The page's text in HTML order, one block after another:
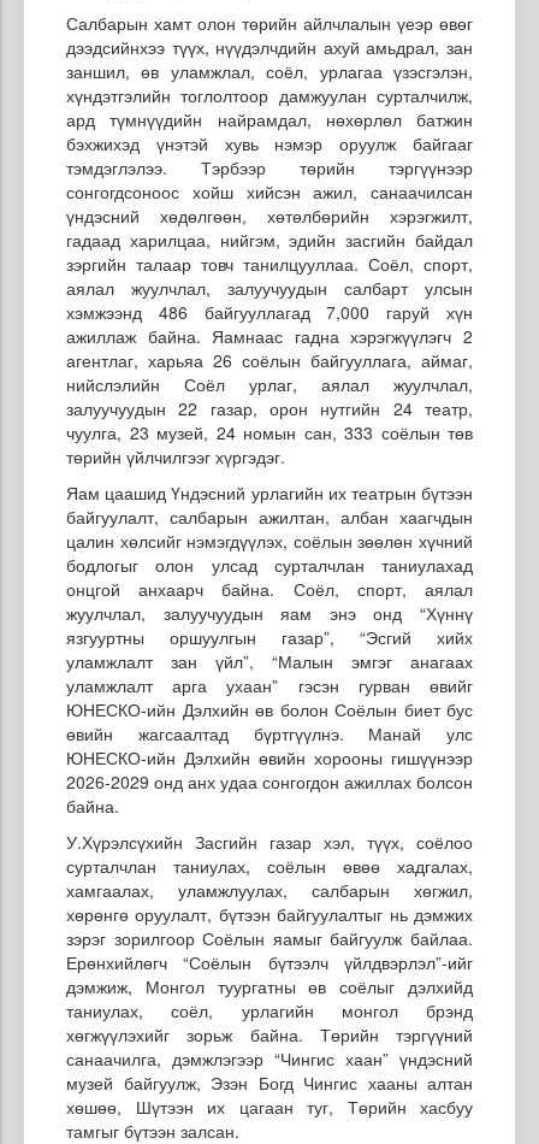
Салбарын хамт олон төрийн айлчлалын үеэр өвөг
дээдсийнхээ түүх, нүүдэлчдийн ахуй амьдрал, зан
заншил, өв уламжлал, соёл, урлагаа үзэсгэлэн,
хүндэтгэлийн тоглолтоор дамжуулан сурталчилж,
ард түмнүүдийн найрамдал, нөхөрлөл батжин
бэхжихэд үнэтэй хувь нэмэр оруулж байгааг
тэмдэглэлээ. Тэрбээр төрийн тэргүүнээр
сонгогдсоноос хойш хийсэн ажил, санаачилсан
үндэсний хөдөлгөөн, хөтөлбөрийн хэрэгжилт,
гадаад харилцаа, нийгэм, эдийн засгийн байдал
зэргийн талаар товч танилцууллаа. Соёл, спорт,
аялал жуулчлал, залуучуудын салбарт улсын
хэмжээнд 486 байгууллагад 7,000 гаруй хүн
ажиллаж байна. Яамнаас гадна хэрэгжүүлэгч 2
агентлаг, харьяа 26 соёлын байгууллага, аймаг,
нийслэлийн Соёл урлаг, аялал жуулчлал,
залуучуудын 22 газар, орон нутгийн 24 театр,
чуулга, 23 музей, 24 номын сан, 333 соёлын төв
төрийн үйлчилгээг хүргэдэг.
Яам цаашид Үндэсний урлагийн их театрын бүтээн
байгуулалт, салбарын ажилтан, албан хаагчдын
цалин хөлсийг нэмэгдүүлэх, соёлын зөөлөн хүчний
бодлогыг олон улсад сурталчлан таниулахад
онцгой анхаарч байна. Соёл, спорт, аялал
жуулчлал, залуучуудын яам энэ онд “Хүннү
язгууртны оршуулгын газар”, “Эсгий хийх
уламжлалт зан үйл”, “Малын эмгэг анагаах
уламжлалт арга ухаан” гэсэн гурван өвийг
ЮНЕСКО-ийн Дэлхийн өв болон Соёлын биет бус
өвийн жагсаалтад бүртгүүлнэ. Манай улс
ЮНЕСКО-ийн Дэлхийн өвийн хорооны гишүүнээр
2026-2029 онд анх удаа сонгогдон ажиллах болсон
байна.
У.Хүрэлсүхийн Засгийн газар хэл, түүх, соёлоо
сурталчлан таниулах, соёлын өвөө хадгалах,
хамгаалах, уламжлуулах, салбарын хөгжил,
хөрөнгө оруулалт, бүтээн байгуулалтыг нь дэмжих
зэрэг зорилгоор Соёлын яамыг байгуулж байлаа.
Ерөнхийлөгч “Соёлын бүтээлч үйлдвэрлэл”-ийг
дэмжиж, Монгол туургатны өв соёлыг дэлхийд
таниулах, соёл, урлагийн монгол брэнд
хөгжүүлэхийг зорьж байна. Төрийн тэргүүний
санаачилга, дэмжлэгээр “Чингис хаан” үндэсний
музей байгуулж, Эзэн Богд Чингис хааны алтан
хөшөө, Шүтээн их цагаан туг, Төрийн хасбуу
тамгыг бүтээн залсан.